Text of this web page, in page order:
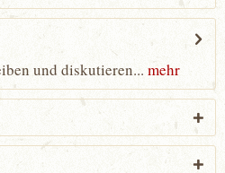
und diskutieren... mehr